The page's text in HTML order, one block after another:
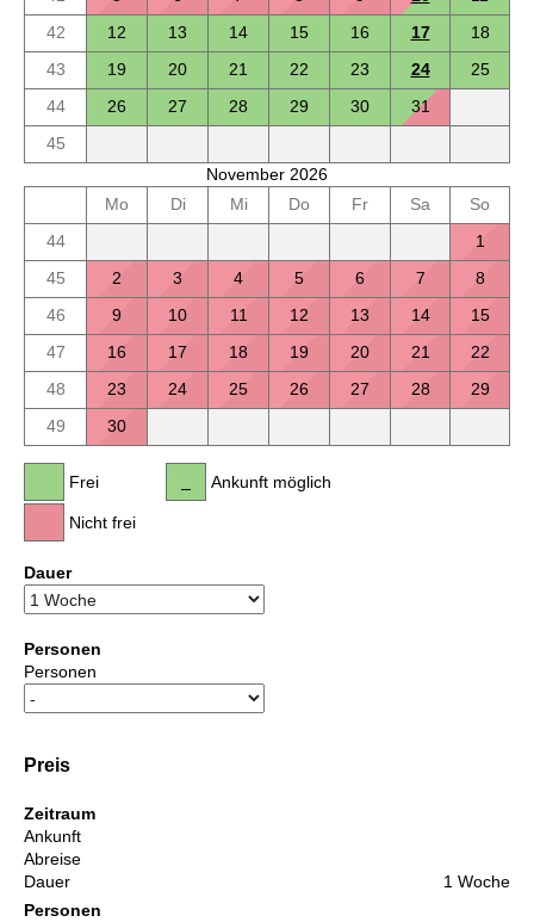
42
12 13 14 15 16 17
18
43
19 20 21 22 23 24
25
44
26 27 28 29 30
31
45
November 2026
Mo
Di Mi Do Fr Sa
So
44
1
45
2 3 4 5 6 7
8
46
9 10 11 12 13 14
15
47
16 17 18 19 20 21
22
48
23 24 25 26 27 28
29
49
30
Frei
Nicht frei
Ankunft möglich
Dauer
Personen
Personen
Preis
Zeitraum
Ankunft
Abreise
Dauer
1 Woche
Personen